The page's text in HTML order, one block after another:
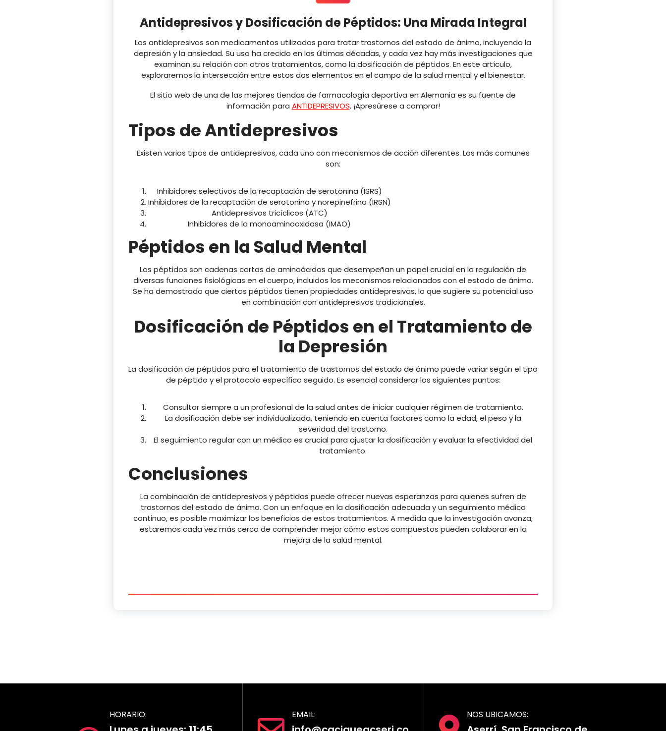
Antidepresivos y Dosificación de Péptidos: Una Mirada Integral
Los antidepresivos son medicamentos utilizados para tratar trastornos del estado de ánimo, incluyendo la
depresión y la ansiedad. Su uso ha crecido en las últimas décadas, y cada vez hay más investigaciones que
examinan su relación con otros tratamientos, como la dosificación de péptidos. En este artículo,
exploraremos la intersección entre estos dos elementos en el campo de la salud mental y el bienestar.
El sitio web de una de las mejores tiendas de farmacología deportiva en Alemania es su fuente de
información para ANTIDEPRESIVOS. ¡Apresúrese a comprar!
Tipos de Antidepresivos
Existen varios tipos de antidepresivos, cada uno con mecanismos de acción diferentes. Los más comunes
son:
Inhibidores selectivos de la recaptación de serotonina (ISRS)
Inhibidores de la recaptación de serotonina y norepinefrina (IRSN)
Antidepresivos tricíclicos (ATC)
Inhibidores de la monoaminooxidasa (IMAO)
Péptidos en la Salud Mental
Los péptidos son cadenas cortas de aminoácidos que desempeñan un papel crucial en la regulación de
diversas funciones fisiológicas en el cuerpo, incluidos los mecanismos relacionados con el estado de ánimo.
Se ha demostrado que ciertos péptidos tienen propiedades antidepresivas, lo que sugiere su potencial uso
en combinación con antidepresivos tradicionales.
Dosificación de Péptidos en el Tratamiento de
la Depresión
La dosificación de péptidos para el tratamiento de trastornos del estado de ánimo puede variar según el tipo
de péptido y el protocolo específico seguido. Es esencial considerar los siguientes puntos:
Consultar siempre a un profesional de la salud antes de iniciar cualquier régimen de tratamiento.
La dosificación debe ser individualizada, teniendo en cuenta factores como la edad, el peso y la
severidad del trastorno.
El seguimiento regular con un médico es crucial para ajustar la dosificación y evaluar la efectividad del
tratamiento.
Conclusiones
La combinación de antidepresivos y péptidos puede ofrecer nuevas esperanzas para quienes sufren de
trastornos del estado de ánimo. Con un enfoque en la dosificación adecuada y un seguimiento médico
continuo, es posible maximizar los beneficios de estos tratamientos. A medida que la investigación avanza,
estaremos cada vez más cerca de comprender mejor cómo estos compuestos pueden colaborar en la
mejora de la salud mental.
HORARIO: EMAIL: NOS UBICAMOS: